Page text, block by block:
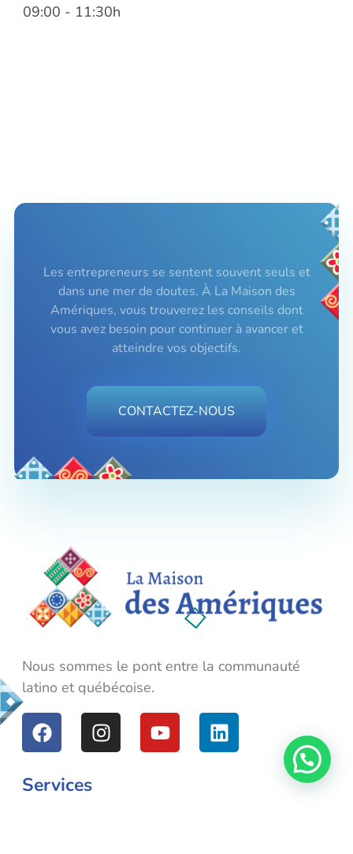
09:00 - 11:30h
Les entrepreneurs se sentent souvent seuls et
dans une mer de doutes. À La Maison des
Amériques, vous trouverez les conseils dont
vous avez besoin pour continuer à avancer et
atteindre vos objectifs.
CONTACTEZ-NOUS
Nous sommes le pont entre la communauté
latino et québécoise.
Services